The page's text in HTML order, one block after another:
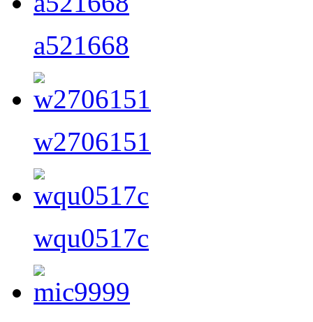
a521668
w2706151
wqu0517c